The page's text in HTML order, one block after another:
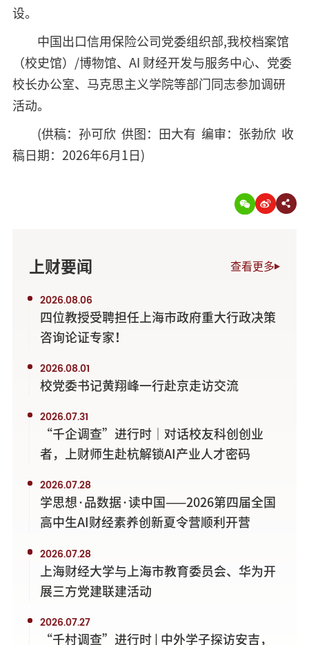
设。
中国出口信用保险公司党委组织部,我校档案馆
（校史馆）/博物馆、AI 财经开发与服务中心、党委
校长办公室、马克思主义学院等部门同志参加调研
活动。
(供稿：孙可欣 供图：田大有 编审：张勃欣 收
稿日期：2026年6月1日)
上财要闻 查看更多
2026.08.06
四位教授受聘担任上海市政府重大行政决策
咨询论证专家！
2026.08.01
校党委书记黄翔峰一行赴京走访交流
2026.07.31
“千企调查”进行时｜对话校友科创创业
者，上财师生赴杭解锁AI产业人才密码
2026.07.28
学思想·品数据·读中国——2026第四届全国
高中生AI财经素养创新夏令营顺利开营
2026.07.28
上海财经大学与上海市教育委员会、华为开
展三方党建联建活动
2026.07.27
“千村调查”进行时 | 中外学子探访安吉，